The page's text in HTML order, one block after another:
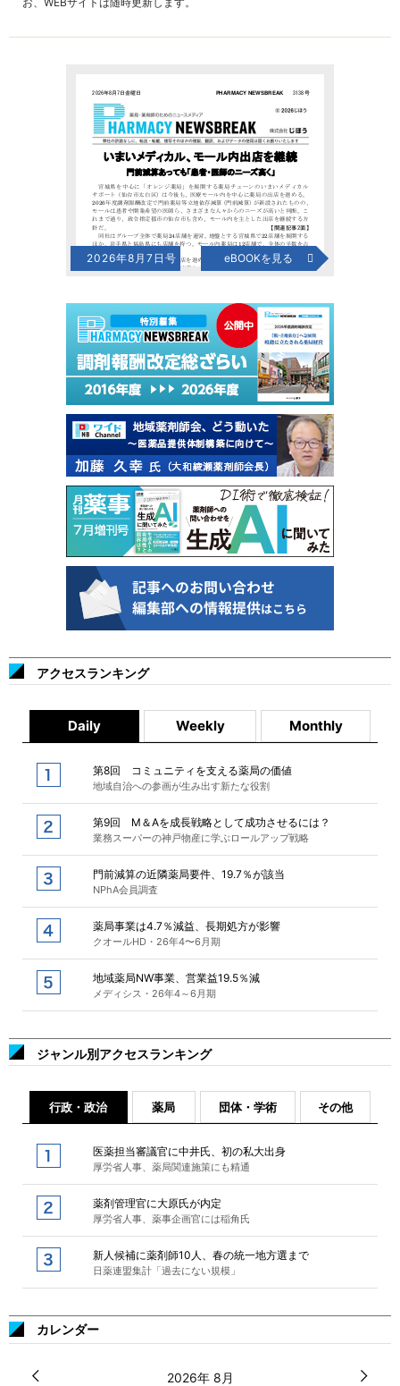
2026年8月7日号 eBOOKを見る
アクセスランキング
Daily Weekly Monthly
第8回 コミュニティを支える薬局の価値
地域自治への参画が生み出す新たな役割
第9回 M＆Aを成長戦略として成功させるには？
業務スーパーの神戸物産に学ぶロールアップ戦略
門前減算の近隣薬局要件、19.7％が該当
NPhA会員調査
薬局事業は4.7％減益、長期処方が影響
クオールHD・26年4〜6月期
地域薬局NW事業、営業益19.5％減
メディシス・26年4～6月期
ジャンル別アクセスランキング
行政・政治 薬局 団体・学術 その他
医薬担当審議官に中井氏、初の私大出身
厚労省人事、薬局関連施策にも精通
薬剤管理官に大原氏が内定
厚労省人事、薬事企画官には稲角氏
新人候補に薬剤師10人、春の統一地方選まで
日薬連盟集計「過去にない規模」
カレンダー
2026年 8月